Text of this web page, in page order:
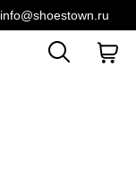
info@shoestown.ru